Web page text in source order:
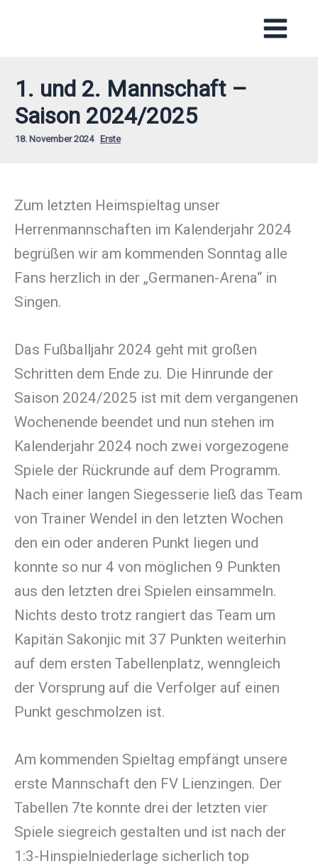
1. und 2. Mannschaft –
Saison 2024/2025
18. November 2024 Erste
Zum letzten Heimspieltag unser
Herrenmannschaften im Kalenderjahr 2024
begrüßen wir am kommenden Sonntag alle
Fans herzlich in der „Germanen-Arena“ in
Singen.
Das Fußballjahr 2024 geht mit großen
Schritten dem Ende zu. Die Hinrunde der
Saison 2024/2025 ist mit dem vergangenen
Wochenende beendet und nun stehen im
Kalenderjahr 2024 noch zwei vorgezogene
Spiele der Rückrunde auf dem Programm.
Nach einer langen Siegesserie ließ das Team
von Trainer Wendel in den letzten Wochen
den ein oder anderen Punkt liegen und
konnte so nur 4 von möglichen 9 Punkten
aus den letzten drei Spielen einsammeln.
Nichts desto trotz rangiert das Team um
Kapitän Sakonjic mit 37 Punkten weiterhin
auf dem ersten Tabellenplatz, wenngleich
der Vorsprung auf die Verfolger auf einen
Punkt geschmolzen ist.
Am kommenden Spieltag empfängt unsere
erste Mannschaft den FV Lienzingen. Der
Tabellen 7te konnte drei der letzten vier
Spiele siegreich gestalten und ist nach der
1:3-Hinspielniederlage sicherlich top